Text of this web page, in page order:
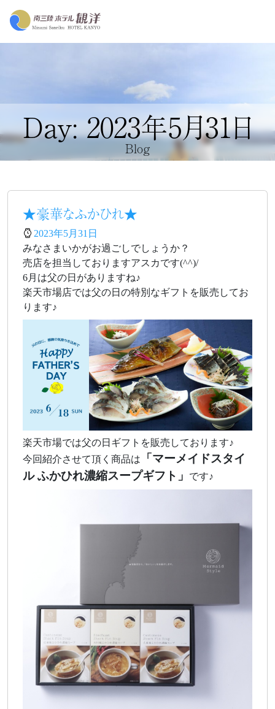
Day: 2023年5月31日
Blog
★豪華なふかひれ★
2023年5月31日
みなさまいかがお過ごしでしょうか？
売店を担当しておりますアスカです(^^)/
6月は父の日がありますね♪
楽天市場店では父の日の特別なギフトを販売してお
ります♪
楽天市場では父の日ギフトを販売しております♪
今回紹介させて頂く商品は
「マーメイドスタイ
ル ふかひれ濃縮スープギフト」
です♪